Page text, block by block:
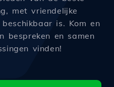
met vriendelijke
is. Kom en
bespreken en samen
vinden!